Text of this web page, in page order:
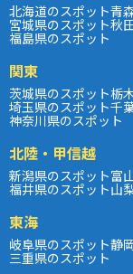
北海道のスポット青
宮城県のスポット秋
福島県のスポット
関東
茨城県のスポット栃
埼玉県のスポット千
神奈川県のスポット
北陸・甲信越
新潟県のスポット富
福井県のスポット山
東海
岐阜県のスポット静
三重県のスポット